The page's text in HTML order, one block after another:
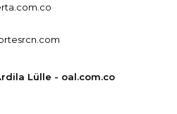
Lülle - oal.com.co